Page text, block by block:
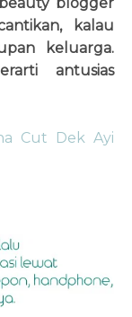
kalau
keluarga.
antusias
Cut Dek Ayi